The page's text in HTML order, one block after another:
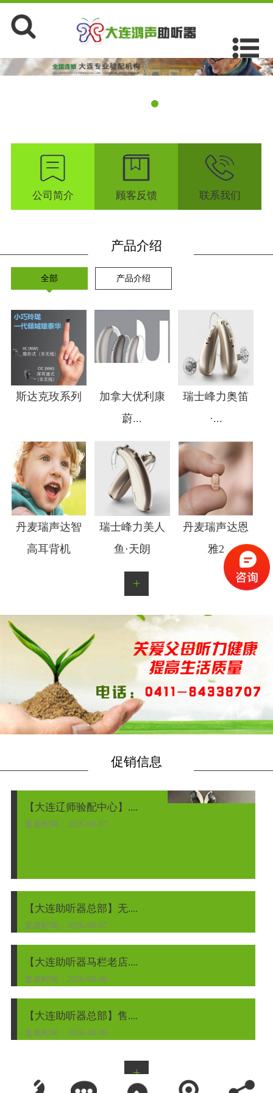
1 2 3 4
公司简介 顾客反馈 联系我们
产品介绍
全部 产品介绍
斯达克玫系列
加拿大优利康
蔚...
瑞士峰力奥笛
·...
丹麦瑞声达智
高耳背机
瑞士峰力美人
鱼·天朗
丹麦瑞声达恩
雅2
+
促销信息
【大连辽师验配中心】....
发表时间：2026-08-07
【大连助听器总部】无....
发表时间：2026-08-07
【大连助听器马栏老店....
发表时间：2026-08-06
【大连助听器总部】售....
发表时间：2026-08-06
+